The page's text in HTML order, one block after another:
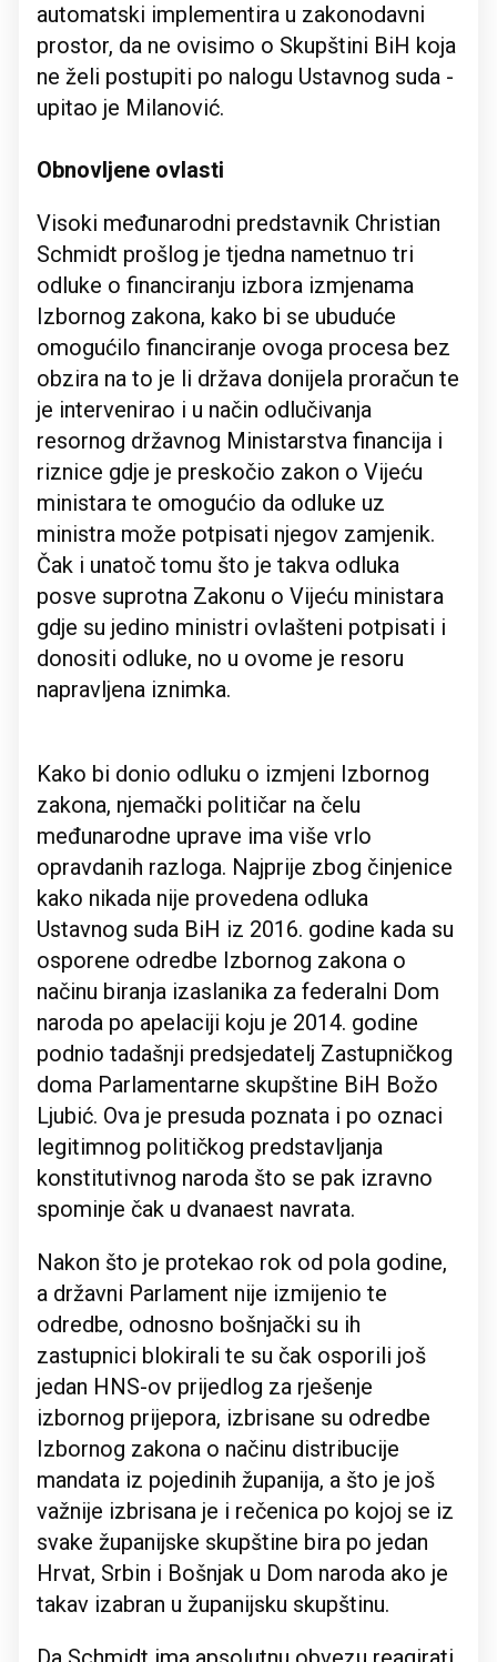
automatski implementira u zakonodavni
prostor, da ne ovisimo o Skupštini BiH koja
ne želi postupiti po nalogu Ustavnog suda -
upitao je Milanović.
Obnovljene ovlasti
Visoki međunarodni predstavnik Christian
Schmidt prošlog je tjedna nametnuo tri
odluke o financiranju izbora izmjenama
Izbornog zakona, kako bi se ubuduće
omogućilo financiranje ovoga procesa bez
obzira na to je li država donijela proračun te
je intervenirao i u način odlučivanja
resornog državnog Ministarstva financija i
riznice gdje je preskočio zakon o Vijeću
ministara te omogućio da odluke uz
ministra može potpisati njegov zamjenik.
Čak i unatoč tomu što je takva odluka
posve suprotna Zakonu o Vijeću ministara
gdje su jedino ministri ovlašteni potpisati i
donositi odluke, no u ovome je resoru
napravljena iznimka.
Kako bi donio odluku o izmjeni Izbornog
zakona, njemački političar na čelu
međunarodne uprave ima više vrlo
opravdanih razloga. Najprije zbog činjenice
kako nikada nije provedena odluka
Ustavnog suda BiH iz 2016. godine kada su
osporene odredbe Izbornog zakona o
načinu biranja izaslanika za federalni Dom
naroda po apelaciji koju je 2014. godine
podnio tadašnji predsjedatelj Zastupničkog
doma Parlamentarne skupštine BiH Božo
Ljubić. Ova je presuda poznata i po oznaci
legitimnog političkog predstavljanja
konstitutivnog naroda što se pak izravno
spominje čak u dvanaest navrata.
Nakon što je protekao rok od pola godine,
a državni Parlament nije izmijenio te
odredbe, odnosno bošnjački su ih
zastupnici blokirali te su čak osporili još
jedan HNS-ov prijedlog za rješenje
izbornog prijepora, izbrisane su odredbe
Izbornog zakona o načinu distribucije
mandata iz pojedinih županija, a što je još
važnije izbrisana je i rečenica po kojoj se iz
svake županijske skupštine bira po jedan
Hrvat, Srbin i Bošnjak u Dom naroda ako je
takav izabran u županijsku skupštinu.